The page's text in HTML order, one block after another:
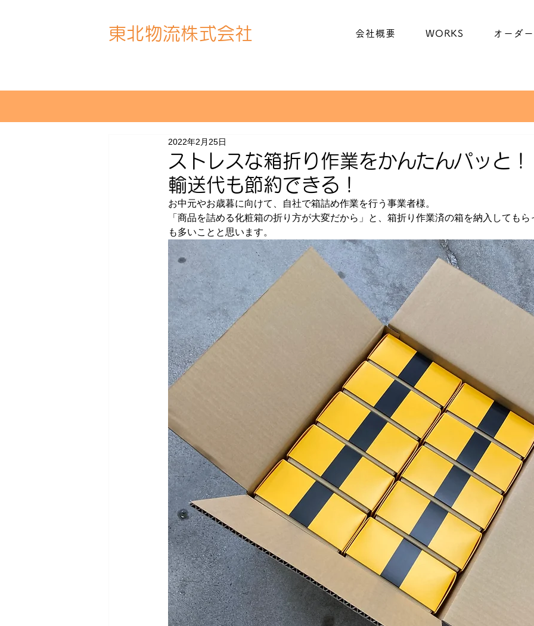
東北物流株式会社 会社概要 WORKS オーダ
ストレスな箱折り作業をかんたんパッと
輸送代も節約できる！
2022年2月25日
お中元やお歳暮に向けて、自社で箱詰め作業を行う事業者様。
「商品を詰める化粧箱の折り方が大変だから」と、箱折り作業済の箱を納入しても
も多いことと思います。